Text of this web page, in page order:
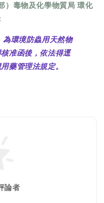
）毒物及化學物質局 環化
環境防蟲用天然物
准函後，依法得逕
藥管理法規定。
論者